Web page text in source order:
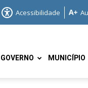
Acessibilidade
GOVERNO MUNICÍPIO